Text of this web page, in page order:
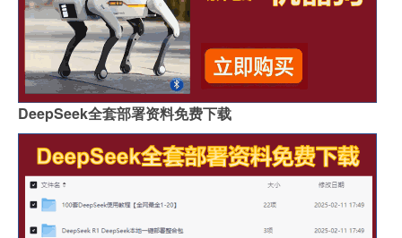
DeepSeek全套部署资料免费下载